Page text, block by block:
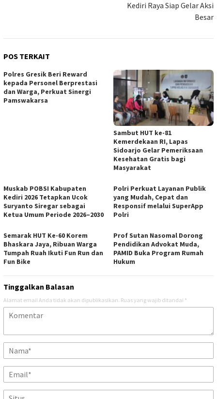
Kediri Raya Siap Gelar Aksi
Besar
POS TERKAIT
Polres Gresik Beri Reward
kepada Personel Berprestasi
dan Warga, Perkuat Sinergi
Pamswakarsa
Sambut HUT ke-81
Kemerdekaan RI, Lapas
Sidoarjo Gelar Pemeriksaan
Kesehatan Gratis bagi
Masyarakat
Muskab POBSI Kabupaten
Kediri 2026 Tetapkan Ucok
Suryanto Siregar sebagai
Ketua Umum Periode 2026–2030
Polri Perkuat Layanan Publik
yang Mudah, Cepat dan
Responsif melalui SuperApp
Polri
Semarak HUT Ke-60 Korem
Bhaskara Jaya, Ribuan Warga
Tumpah Ruah Ikuti Fun Run dan
Fun Bike
Prof Sutan Nasomal Dorong
Pendidikan Advokat Muda,
PAMID Buka Program Rumah
Hukum
Tinggalkan Balasan
Alamat email Anda tidak akan dipublikasikan. Ruas yang wajib ditandai *